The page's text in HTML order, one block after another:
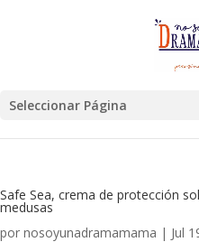
Seleccionar Página
Safe Sea, crema de protección
medusas
por nosoyunadramamama | Jul